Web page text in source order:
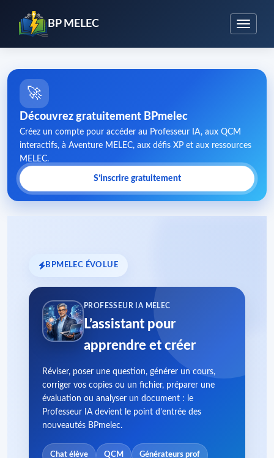
BP MELEC
🚀
Découvrez gratuitement BPmelec
Créez un compte pour accéder au Professeur IA, aux QCM
interactifs, à Aventure MELEC, aux défis XP et aux ressources
MELEC.
S’inscrire gratuitement
BPMELEC ÉVOLUE
PROFESSEUR IA MELEC
L’assistant pour
apprendre et créer
Réviser, poser une question, générer un cours,
corriger vos copies ou un fichier, préparer une
évaluation ou analyser un document : le
Professeur IA devient le point d’entrée des
nouveautés BPmelec.
Chat élève QCM Générateurs prof